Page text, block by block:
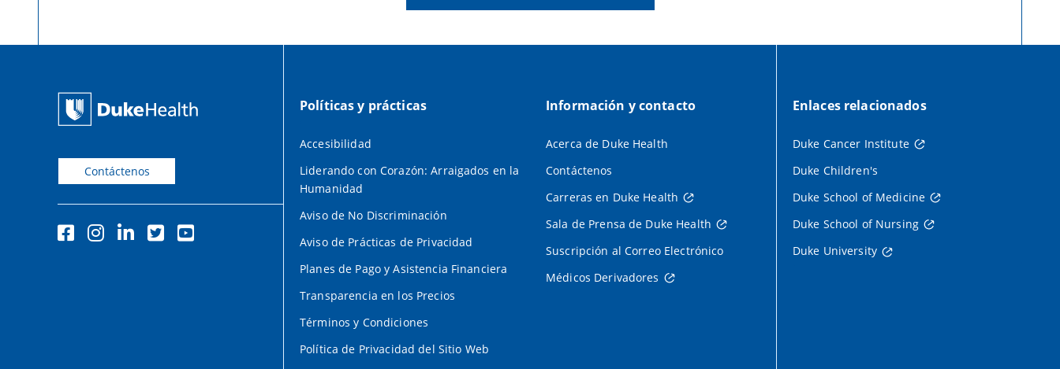
Contáctenos
Políticas y prácticas
Accesibilidad
Liderando con Corazón: Arraigados en la
Humanidad
Aviso de No Discriminación
Aviso de Prácticas de Privacidad
Planes de Pago y Asistencia Financiera
Transparencia en los Precios
Términos y Condiciones
Política de Privacidad del Sitio Web
Información y contacto
Acerca de Duke Health
Contáctenos
Carreras en Duke Health
Sala de Prensa de Duke Health
Suscripción al Correo Electrónico
Médicos Derivadores
Enlaces relacionados
Duke Cancer Institute
Duke Children's
Duke School of Medicine
Duke School of Nursing
Duke University